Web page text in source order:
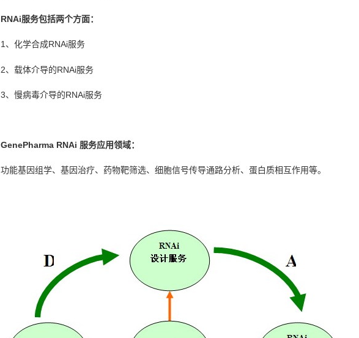
RNAi服务包括两个方面：
1、化学合成RNAi服务
2、载体介导的RNAi服务
3、慢病毒介导的RNAi服务
GenePharma RNAi 服务应用领域：
功能基因组学、基因治疗、药物靶筛选、细胞信号传导通路分析、蛋白质相互作用等。